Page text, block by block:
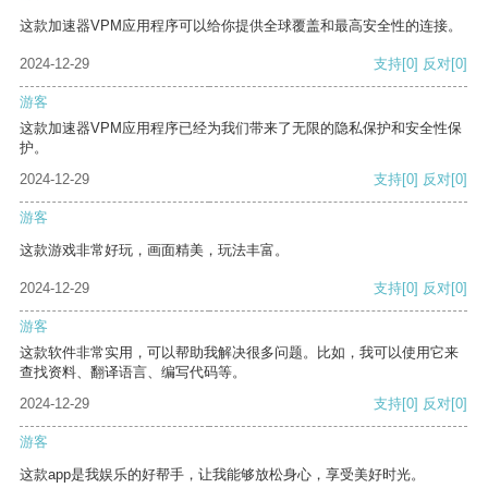
这款加速器VPM应用程序可以给你提供全球覆盖和最高安全性的连接。
2024-12-29 支持[0] 反对[0]
游客
这款加速器VPM应用程序已经为我们带来了无限的隐私保护和安全性保
护。
2024-12-29
支持[0] 反对[0]
游客
这款游戏非常好玩，画面精美，玩法丰富。
2024-12-29 支持[0] 反对[0]
游客
这款软件非常实用，可以帮助我解决很多问题。比如，我可以使用它来
查找资料、翻译语言、编写代码等。
2024-12-29
支持[0] 反对[0]
游客
这款app是我娱乐的好帮手，让我能够放松身心，享受美好时光。